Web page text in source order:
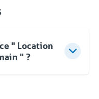
" Location
" ?
pouvez compter sur